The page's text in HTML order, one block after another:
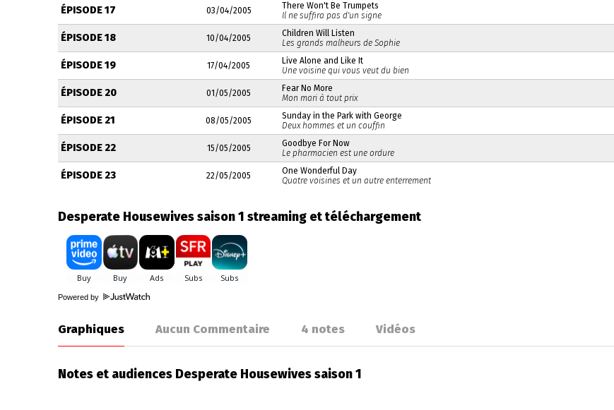
ÉPISODE 17 03/04/2005
There Won't Be Trumpets
Il ne suffira pas d'un signe
ÉPISODE 18 10/04/2005
Children Will Listen
Les grands malheurs de Sophie
ÉPISODE 19 17/04/2005
Live Alone and Like It
Une voisine qui vous veut du bien
ÉPISODE 20 01/05/2005
Fear No More
Mon mari à tout prix
ÉPISODE 21 08/05/2005
Sunday in the Park with George
Deux hommes et un couffin
ÉPISODE 22 15/05/2005
Goodbye For Now
Le pharmacien est une ordure
ÉPISODE 23 22/05/2005
One Wonderful Day
Quatre voisines et un autre enterrement
Desperate Housewives saison 1 streaming et téléchargement
Powered by
Graphiques Aucun Commentaire 4 notes Vidéos
Notes et audiences Desperate Housewives saison 1